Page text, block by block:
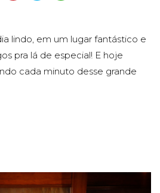
lindo, em um lugar fantástico e
pra lá de especial! E hoje
cada minuto desse grande